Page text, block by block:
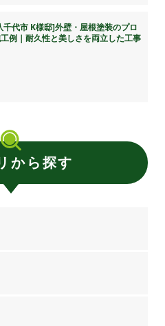
千代市 K様邸]外壁・屋根塗装のプロ
例｜耐久性と美しさを両立した工事
から探す